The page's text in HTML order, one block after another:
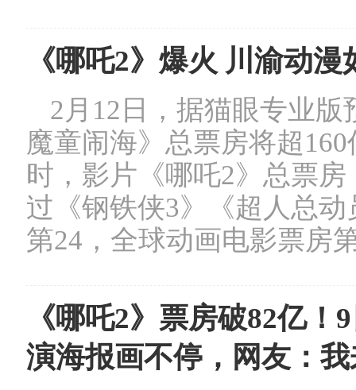
《哪吒2》爆火 川渝动
2月12日，据猫眼专业
魔童闹海》总票房将超
时，影片《哪吒2》总票
过《钢铁侠3》《超人总
第24，全球动画电影票
《哪吒2》票房破82亿
演海报画不停，网友：